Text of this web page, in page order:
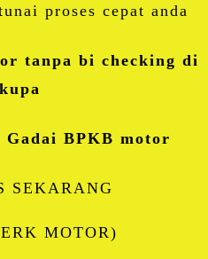
proses cepat anda
tanpa bi checking di
Gadai BPKB motor
SEKARANG
MOTOR)